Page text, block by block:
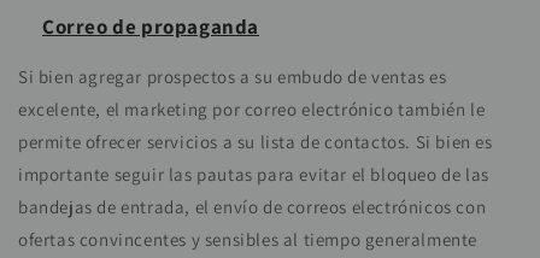
Correo de propaganda
Si bien agregar prospectos a su embudo de ventas es
excelente, el marketing por correo electrónico también le
permite ofrecer servicios a su lista de contactos. Si bien es
importante seguir las pautas para evitar el bloqueo de las
bandejas de entrada, el envío de correos electrónicos con
ofertas convincentes y sensibles al tiempo generalmente